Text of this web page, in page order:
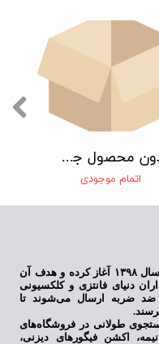
بدون محصول جهت نمایش
اتمام موجودی
فروشگاه اینترنتی نیکام تویز فعالیت خود را از سال ۱۳۹۸ آغاز کرده و هدف آن
دنیای فانتزی و کلکسیونی
ضربه ارسال می‌شوند تا
طولانی در فروشگاه‌های
اکشن فیگورهای دیزنی،